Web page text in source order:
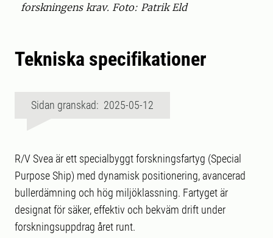
forskningens krav. Foto: Patrik Eld
Tekniska specifikationer
Sidan granskad: 2025-05-12
R/V Svea är ett specialbyggt forskningsfartyg (Special
Purpose Ship) med dynamisk positionering, avancerad
bullerdämning och hög miljöklassning. Fartyget är
designat för säker, effektiv och bekväm drift under
forskningsuppdrag året runt.